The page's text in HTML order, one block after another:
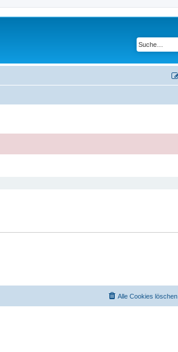
Alle Cookies löschen